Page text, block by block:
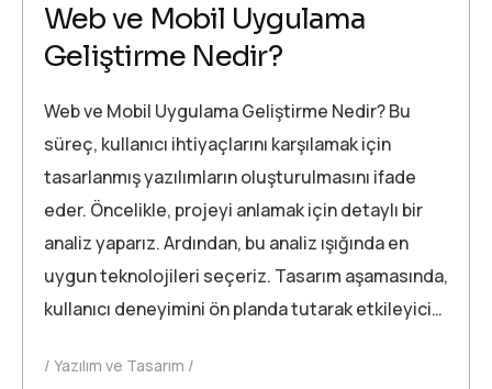
Web ve Mobil Uygulama
Geliştirme Nedir?
Web ve Mobil Uygulama Geliştirme Nedir? Bu
süreç, kullanıcı ihtiyaçlarını karşılamak için
tasarlanmış yazılımların oluşturulmasını ifade
eder. Öncelikle, projeyi anlamak için detaylı bir
analiz yaparız. Ardından, bu analiz ışığında en
uygun teknolojileri seçeriz. Tasarım aşamasında,
kullanıcı deneyimini ön planda tutarak etkileyici…
Yazılım ve Tasarım